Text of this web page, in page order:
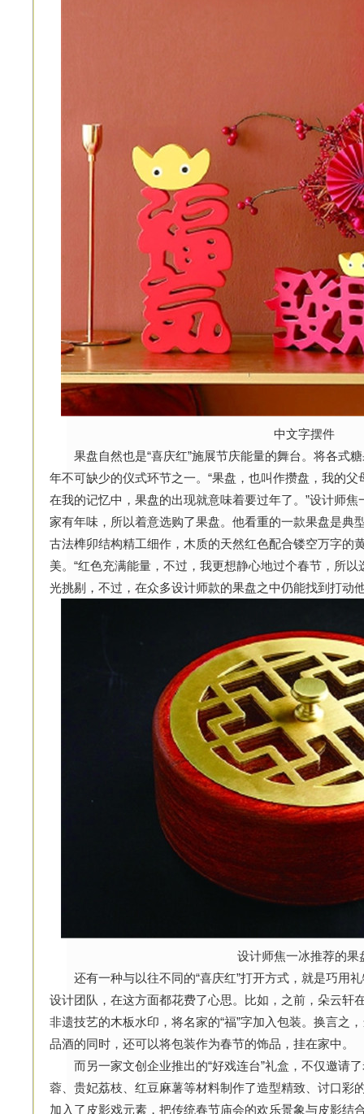
中文字摆件
果盘自然也是“喜庆红”施展节庆能量的舞台。将各式
年不可缺少的仪式环节之一。“果盘，也叫作攒盘，我的
在我的记忆中，果盘的出现就意味着要过年了。”设计师焦
家有年味，所以着意选购了果盘。他看重的一款果盘是典
古法榫卯结构精工细作，木质的天然红色配合镂空万字的
美。“红色充满能量，不过，我更想静心地过个春节，所
光挑剔，不过，在众多设计师款的果盘之中仍能找到打动
设计师焦一冰推荐的果
还有一种与以往不同的“喜庆红”打开方式，就是巧用
设计团队，在这方面都花费了心思。比如，之前，朵云轩
非遗技艺的木板水印，将名家的“福”字加入包装。换言之
品酒的同时，还可以将包装作为春节的饰品，挂在家中。
而另一家文创企业推出的“好戏连台”礼盒，不仅邀请
蓉、贵妃荔枝、红豆麻薯等材料制作了造型精致、讨口彩
加入了皮影戏元素，把传统春节庙会的欢乐景象与皮影结